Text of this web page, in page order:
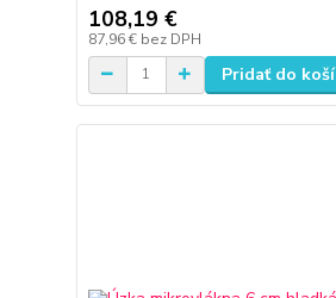
108,19 €
87,96 € bez DPH
Pridať do